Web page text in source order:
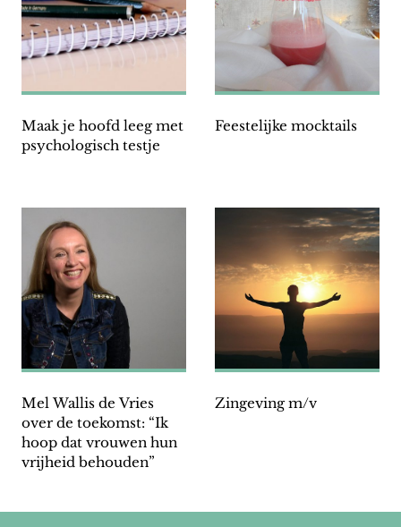
Maak je hoofd leeg met
psychologisch testje
Feestelijke mocktails
Mel Wallis de Vries
over de toekomst: “Ik
hoop dat vrouwen hun
vrijheid behouden”
Zingeving m/v